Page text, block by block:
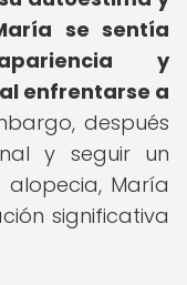
se sentía
y
enfrentarse a
después
y seguir un
María
significativa